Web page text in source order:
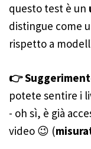
questo test è un
distingue come
rispetto a
👉
potete sentire i
- oh sì, è già
video 😉 (